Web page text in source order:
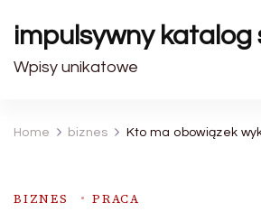
impulsywny katalog
Wpisy unikatowe
Home biznes Kto ma obowiązek
BIZNES PRACA